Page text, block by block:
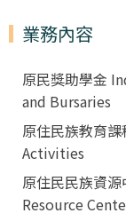
業務內容
原民獎助學金
and Bursaries
原住民族教育
Activities
原住民民族資
Resource